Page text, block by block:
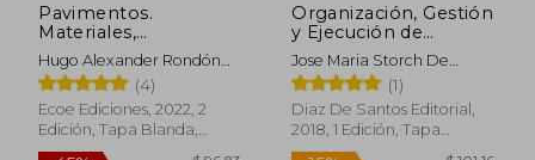
Pavimentos.
Materiales,
construcción y diseño
- 2da edición
Hugo Alexander Rondón
Quintana | Freddy Alberto
Reyes Lizcano
(4)
Ecoe Ediciones, 2022, 2
Edición, Tapa Blanda,
Nuevo
Organización, Gestión
y Ejecución de
Proyectos
Industriales
Jose Maria Storch De
Gracia, Borja Herrero
Sanchez
(1)
Diaz De Santos Editorial,
2018, 1 Edición, Tapa
Blanda, Nuevo